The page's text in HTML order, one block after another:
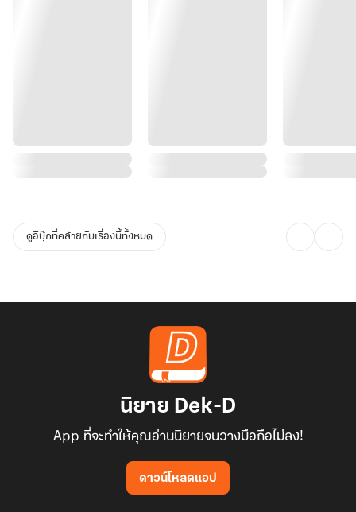
ดูอีบุ๊กที่คล้ายกับเรื่องนี้ทั้งหมด
นิยาย Dek-D
App ที่จะทำให้คุณอ่านนิยายจนวางมือถือไม่ลง!
ดาวน์โหลดแอป